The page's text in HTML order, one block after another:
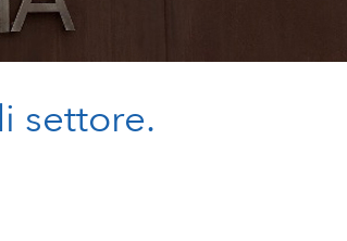
settore.